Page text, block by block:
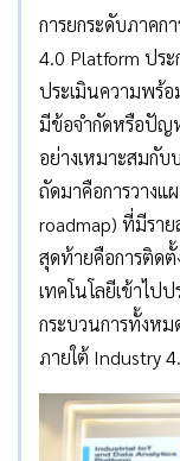
การยกระดับภาคก
4.0 Platform ปร
ประเมินความพร้อ
มีข้อจำกัดหรือปัญ
อย่างเหมาะสมกับ
ถัดมาคือการวาง
roadmap) ที่มีราย
สุดท้ายคือการติดตั้
เทคโนโลยีเข้าไป
กระบวนการทั้งหม
ภายใต้ Industry